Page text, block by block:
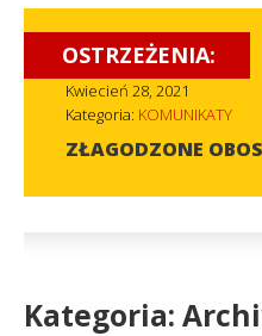
OSTRZEŻENIA:
Kwiecień 28, 2021
Kategoria: KOMUNIKATY
ZŁAGODZONE
Kategoria: